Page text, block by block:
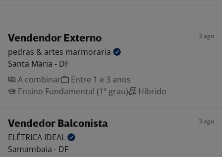
Vendendor Externo 3 ago
pedras & artes marmoraria
Santa Maria - DF
A combinar
Entre 1 e 3 anos
Ensino Fundamental (1º grau)
Híbrido
Vendedor Balconista 3 ago
ELÉTRICA IDEAL
Samambaia - DF